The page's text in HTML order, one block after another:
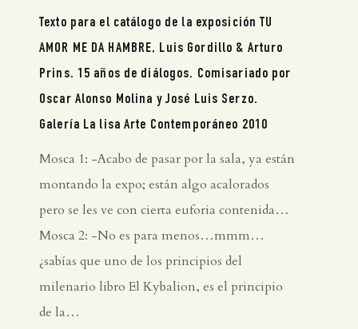
Texto para el catálogo de la exposición TU
AMOR ME DA HAMBRE, Luis Gordillo & Arturo
Prins. 15 años de diálogos. Comisariado por
Oscar Alonso Molina y José Luis Serzo.
Galería La lisa Arte Contemporáneo 2010
Mosca 1: -Acabo de pasar por la sala, ya están
montando la expo; están algo acalorados
pero se les ve con cierta euforia contenida…
Mosca 2: -No es para menos…mmm…
¿sabías que uno de los principios del
milenario libro El Kybalion, es el principio
de la…